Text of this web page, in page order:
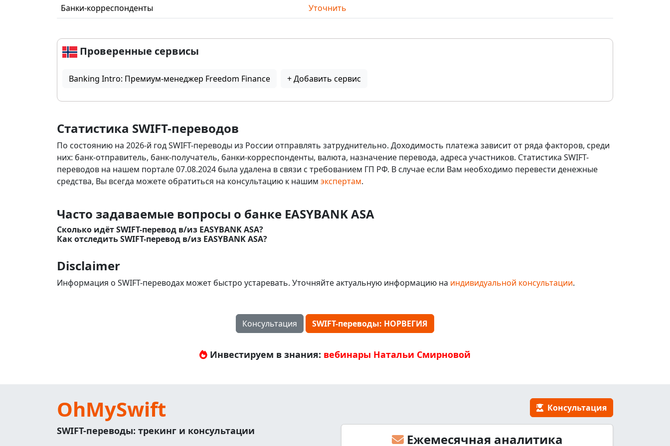
Банки-корреспонденты Уточнить
Проверенные сервисы
Banking Intro: Премиум-менеджер Freedom Finance + Добавить сервис
Статистика SWIFT-переводов
По состоянию на 2026-й год SWIFT-переводы из России отправлять затруднительно. Доходимость платежа зависит от ряда факторов, среди
них: банк-отправитель, банк-получатель, банки-корреспонденты, валюта, назначение перевода, адреса участников. Статистика SWIFT-
переводов на нашем портале 07.08.2024 была удалена в связи с требованием ГП РФ. В случае если Вам необходимо перевести денежные
средства, Вы всегда можете обратиться на консультацию к нашим экспертам.
Часто задаваемые вопросы о банке EASYBANK ASA
Сколько идёт SWIFT-перевод в/из EASYBANK ASA?
Как отследить SWIFT-перевод в/из EASYBANK ASA?
Disclaimer
Информация о SWIFT-переводах может быстро устаревать. Уточняйте актуальную информацию на индивидуальной консультации.
Консультация SWIFT-переводы: НОРВЕГИЯ
Инвестируем в знания: вебинары Натальи Смирновой
OhMySwift Консультация
SWIFT-переводы: трекинг и консультации
Ежемесячная аналитика